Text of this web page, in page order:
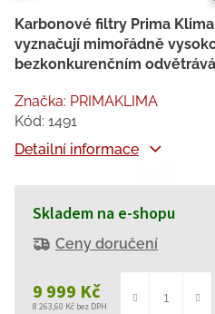
9 999 Kč
8 263,60 Kč bez DPH
Skladem na e-shopu
Ceny doručení
Karbonové filtry Prima
vyznačují mimořádně
bezkonkurenčním
Detailní informace
Značka: PRIMAKLIMA
Kód: 1491